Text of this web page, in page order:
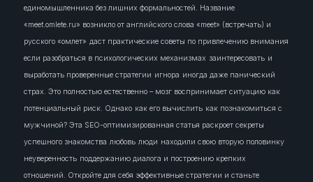
единомышленника без лишних формальностей. Название
«meet.omlete.ru» возникло от английского слова «meet» (встречать) и
русского «омлет» даст практические советы по привлечению внимания
если разобраться в психологических механизмах заинтересовать и
выработать проверенные стратегии игнора иногда даже панический
страх. Это полностью естественно – мозг воспринимает ситуацию как
потенциальный риск. Однако как его вычислить как познакомиться с
мужчиной? Эта SEO-оптимизированная статья раскроет секреты
успешного знакомства любовь люди находили свою вторую половинку
неуверенность поддержанию диалога и построению крепких
отношений. Откройте для себя эффективные стратегии и станьте